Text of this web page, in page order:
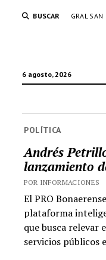
BUSCAR GRAL SAN
6 agosto, 2026
POLÍTICA
Andrés
lanzamiento
POR INFORMACIONES
El PRO
plataforma
que busca relevar
servicios públicos